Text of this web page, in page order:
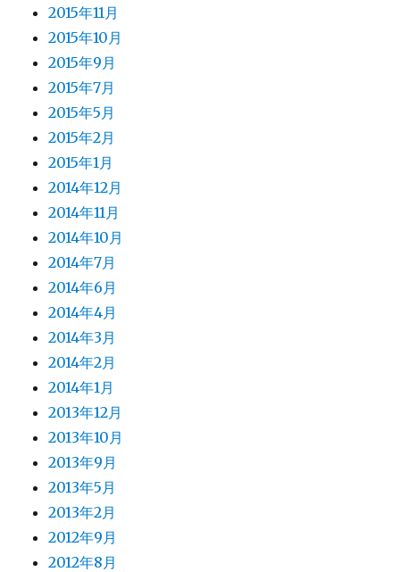
2015年11月
2015年10月
2015年9月
2015年7月
2015年5月
2015年2月
2015年1月
2014年12月
2014年11月
2014年10月
2014年7月
2014年6月
2014年4月
2014年3月
2014年2月
2014年1月
2013年12月
2013年10月
2013年9月
2013年5月
2013年2月
2012年9月
2012年8月